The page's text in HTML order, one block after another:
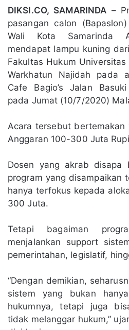
DIKSI.CO, SAMARINDA –
pasangan calon
Wali Kota Samarinda
mendapat lampu kuning
Fakultas Hukum
Warkhatun Najidah pada
Cafe Bagio’s Jalan
pada Jumat (10/7/2020)
Acara tersebut bertemakan
Anggaran 100-300 Juta
Dosen yang akrab disapa
program yang disampaikan
hanya terfokus kepada
300 Juta.
Tetapi bagaiman
menjalankan support
pemerintahan, legislatif,
“Dengan demikian,
sistem yang bukan
hukumnya, tetapi juga
tidak melanggar hukum,”